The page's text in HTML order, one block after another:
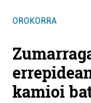
OROKORRA
kamioi